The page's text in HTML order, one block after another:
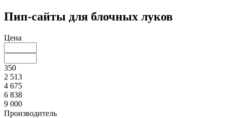
Пип-сайты для блочных луков
Цена
350
2 513
4 675
6 838
9 000
Производитель